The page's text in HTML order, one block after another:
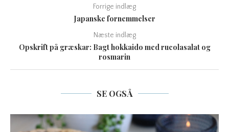
Forrige indlæg
Japanske fornemmelser
Næste indlæg
Opskrift på græskar: Bagt hokkaido med rucolasalat og
rosmarin
SE OGSÅ